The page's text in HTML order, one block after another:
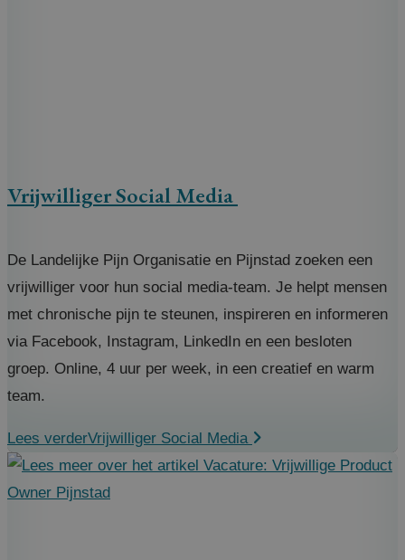
Vrijwilliger Social Media
De Landelijke Pijn Organisatie en Pijnstad zoeken een
vrijwilliger voor hun social media-team. Je helpt mensen
met chronische pijn te steunen, inspireren en informeren
via Facebook, Instagram, LinkedIn en een besloten
groep. Online, 4 uur per week, in een creatief en warm
team.
Lees verderVrijwilliger Social Media